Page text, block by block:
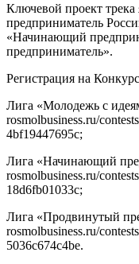
Ключевой проект трека
предприниматель
«Начинающий
предприниматель».
Регистрация на
Лига «Молодежь с
rosmolbusiness.ru/
4bf19447695c;
Лига «Начинающий
rosmolbusiness.ru/
18d6fb01033c;
Лига «Продвинутый
rosmolbusiness.ru/
5036c674c4be.